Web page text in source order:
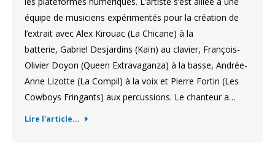
équipe de musiciens expérimentés pour la création de
l’extrait avec Alex Kirouac (La Chicane) à la
batterie, Gabriel Desjardins (Kaïn) au clavier, François-
Olivier Doyon (Queen Extravaganza) à la basse, Andrée-
Anne Lizotte (La Compil) à la voix et Pierre Fortin (Les
Cowboys Fringants) aux percussions. Le chanteur a…
Lire l'article...